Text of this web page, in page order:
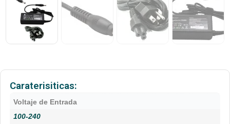
Caraterisiticas:
Voltaje de Entrada
100-240